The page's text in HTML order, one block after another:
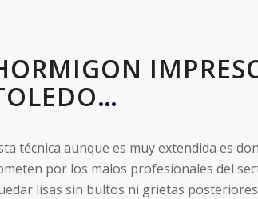
…
técnica aunque es muy extendida es
por los malos profesionales del
lisas sin bultos ni grietas